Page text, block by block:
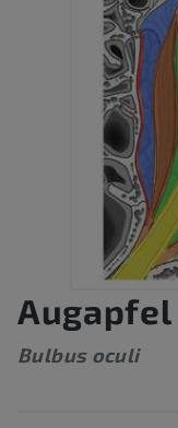
Augapfel
Bulbus oculi